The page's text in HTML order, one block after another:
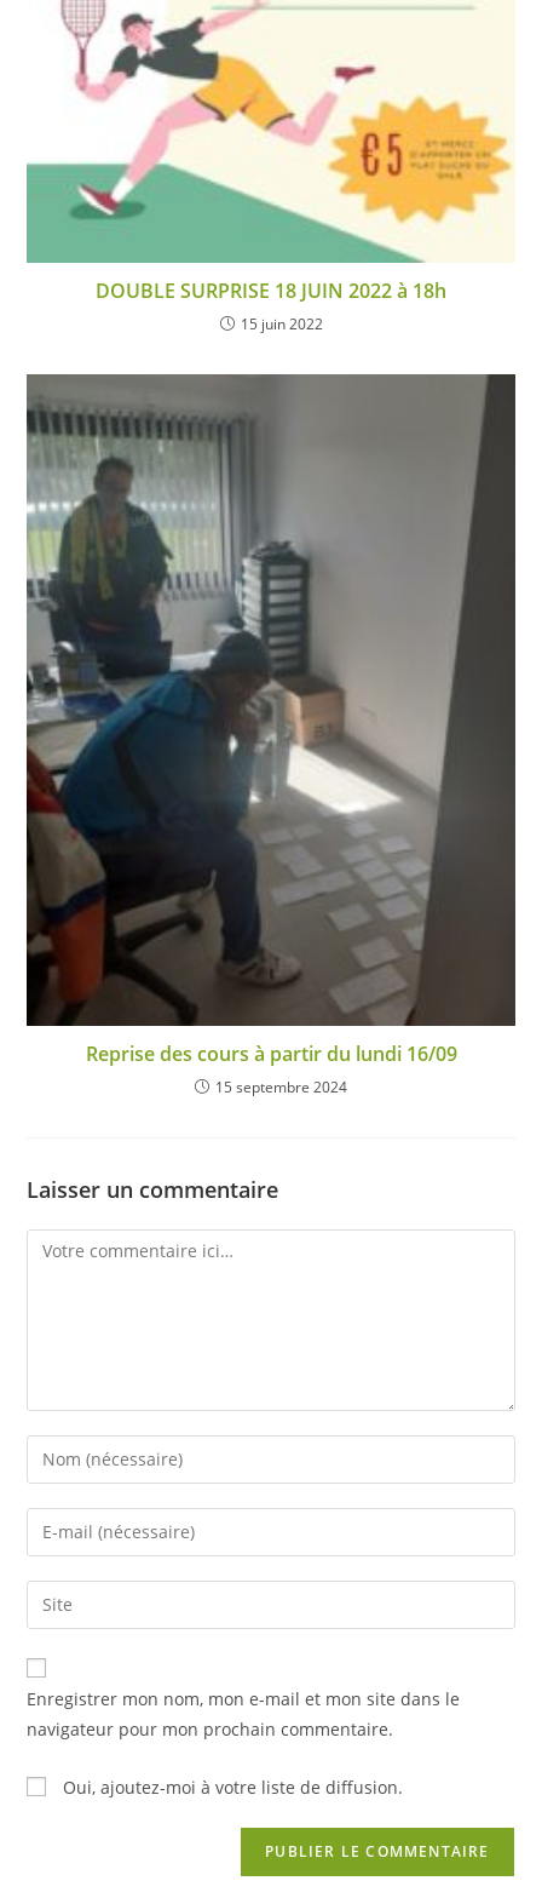
DOUBLE SURPRISE 18 JUIN 2022 à 18h
15 juin 2022
Reprise des cours à partir du lundi 16/09
15 septembre 2024
Laisser un commentaire
Enregistrer mon nom, mon e-mail et mon site dans le
navigateur pour mon prochain commentaire.
Oui, ajoutez-moi à votre liste de diffusion.